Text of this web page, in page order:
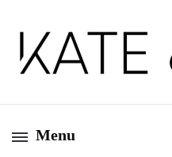
Kate&You
Menu